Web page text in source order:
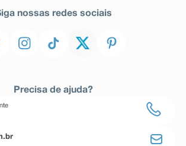
nossas redes sociais
Precisa de ajuda?